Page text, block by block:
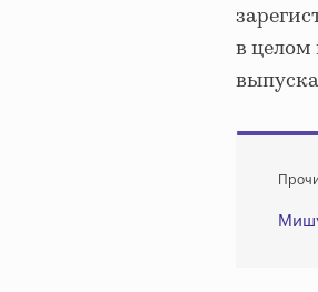
в целом